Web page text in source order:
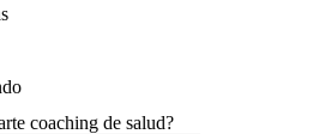
coaching de salud?